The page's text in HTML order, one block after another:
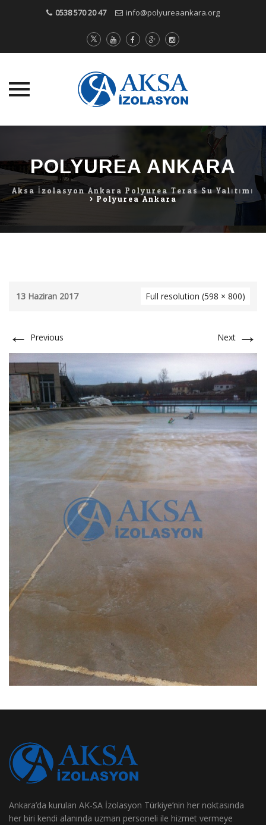
0538 570 20 47 info@polyureaankara.org
contentPOLYUREA ANKARA
Aksa İzolasyon Ankara Polyurea Teras Su Yalıtımı
> Polyurea Ankara
13 Haziran 2017 Full resolution (598 × 800)
← Previous Next →
Ankara’da kurulan AK-SA İzolasyon Türkiye’nin her noktasında
her biri kendi alanında uzman personeli ile hizmet vermeye